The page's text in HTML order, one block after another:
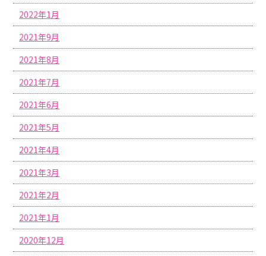
2022年1月
2021年9月
2021年8月
2021年7月
2021年6月
2021年5月
2021年4月
2021年3月
2021年2月
2021年1月
2020年12月